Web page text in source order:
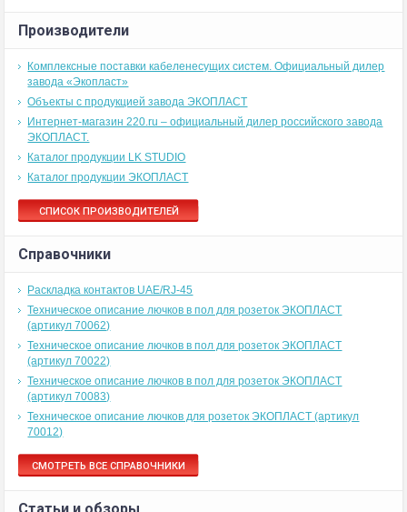
Производители
Комплексные поставки кабеленесущих систем. Официальный дилер
завода «Экопласт»
Объекты с продукцией завода ЭКОПЛАСТ
Интернет-магазин 220.ru – официальный дилер российского завода
ЭКОПЛАСТ.
Каталог продукции LK STUDIO
Каталог продукции ЭКОПЛАСТ
СПИСОК ПРОИЗВОДИТЕЛЕЙ
Справочники
Раскладка контактов UAE/RJ-45
Техническое описание лючков в пол для розеток ЭКОПЛАСТ
(артикул 70062)
Техническое описание лючков в пол для розеток ЭКОПЛАСТ
(артикул 70022)
Техническое описание лючков в пол для розеток ЭКОПЛАСТ
(артикул 70083)
Техническое описание лючков для розеток ЭКОПЛАСТ (артикул
70012)
СМОТРЕТЬ ВСЕ СПРАВОЧНИКИ